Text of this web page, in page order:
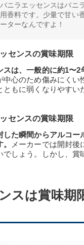
バニラエッセンスはバニ
用香料です。少量で甘い
ーターなんですよ！
センスの賞味期限
は、一般的に約1〜
中心のため傷みにく
ともに弱くなりやす
センスの賞味期限
した瞬間からアルコ
メーカーでは開封
でしょう。しかし、
スは賞味期